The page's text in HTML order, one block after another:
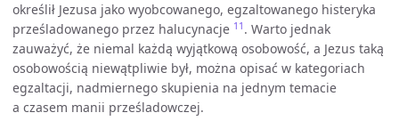
określił Jezusa jako wyobcowanego, egzaltowanego histeryka
prześladowanego przez halucynacje 11 . Warto jednak
zauważyć, że niemal każdą wyjątkową osobowość, a Jezus taką
osobowością niewątpliwie był, można opisać w kategoriach
egzaltacji, nadmiernego skupienia na jednym temacie
a czasem manii prześladowczej.